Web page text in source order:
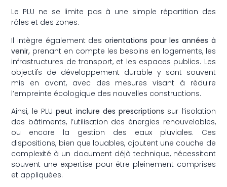
Le PLU ne se limite pas à une simple répartition des
rôles et des zones.
Il intègre également des orientations pour les années à
venir, prenant en compte les besoins en logements, les
infrastructures de transport, et les espaces publics. Les
objectifs de développement durable y sont souvent
mis en avant, avec des mesures visant à réduire
l’empreinte écologique des nouvelles constructions.
Ainsi, le PLUpeut inclure des prescriptions sur l’isolation
des bâtiments, l’utilisation des énergies renouvelables,
ou encore la gestion des eaux pluviales. Ces
dispositions, bien que louables, ajoutent une couche de
complexité à un document déjà technique, nécessitant
souvent une expertise pour être pleinement comprises
et appliquées.